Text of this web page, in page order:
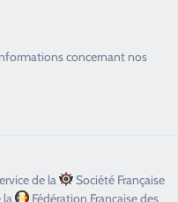
concernant nos
de la
Société Française
la
Fédération Française des